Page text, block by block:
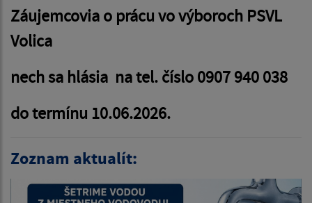
Záujemcovia o prácu vo výboroch PSVL
Volica
nech sa hlásia na tel. číslo 0907 940 038
do termínu 10.06.2026.
Zoznam aktualít: